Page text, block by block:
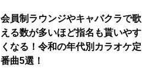
会員制ラウンジやキャバクラで歌
える数が多いほど指名も貰いやす
くなる！令和の年代別カラオケ定
番曲5選！